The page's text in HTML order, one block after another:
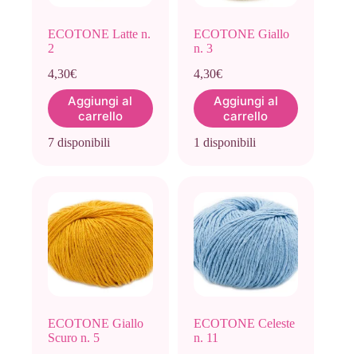
ECOTONE Latte n.
2
4,30€
Aggiungi al
carrello
7 disponibili
ECOTONE Giallo
n. 3
4,30€
Aggiungi al
carrello
1 disponibili
ECOTONE Giallo
Scuro n. 5
ECOTONE Celeste
n. 11